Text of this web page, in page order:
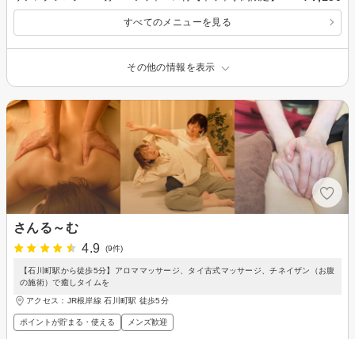
すべてのメニューを見る
その他の情報を表示
さんる～む
4.9
(9件)
【石川町駅から徒歩5分】アロママッサージ、タイ古式マッサージ、チネイザン（お腹
の施術）で癒しタイムを
アクセス：JR根岸線 石川町駅 徒歩5分
ポイントが貯まる・使える メンズ歓迎